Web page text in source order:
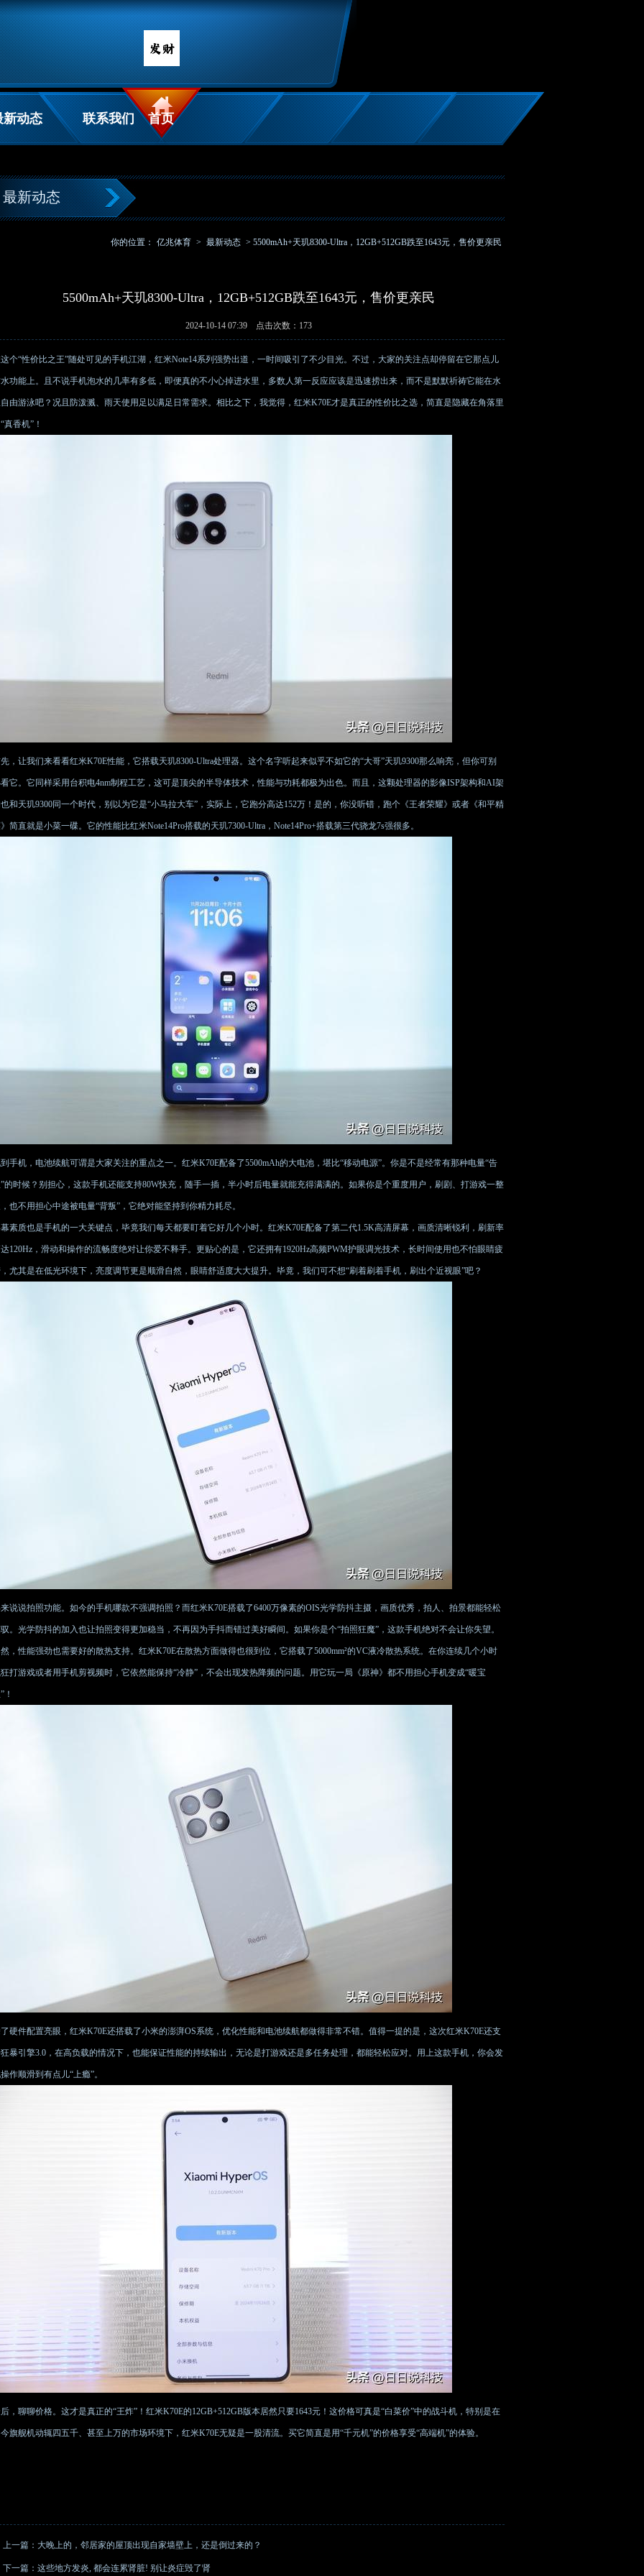
首页
新动态 联系我们
最新动态
你的位置： 亿兆体育 > 最新动态 > 5500mAh+天玑8300-Ultra，12GB+512GB跌至1643元，售价更亲民
5500mAh+天玑8300-Ultra，12GB+512GB跌至1643元，售价更亲民
2024-10-14 07:39 点击次数：173
个“性价比之王”随处可见的手机江湖，红米Note14系列强势出道，一时间吸引了不少目光。不过，大家的关注点却停留在它那点儿
功能上。且不说手机泡水的几率有多低，即便真的不小心掉进水里，多数人第一反应应该是迅速捞出来，而不是默默祈祷它能在水
由游泳吧？况且防泼溅、雨天使用足以满足日常需求。相比之下，我觉得，红米K70E才是真正的性价比之选，简直是隐藏在角落里
真香机”！
，让我们来看看红米K70E性能，它搭载天玑8300-Ultra处理器。这个名字听起来似乎不如它的“大哥”天玑9300那么响亮，但你可别
它。它同样采用台积电4nm制程工艺，这可是顶尖的半导体技术，性能与功耗都极为出色。而且，这颗处理器的影像ISP架构和AI架
和天玑9300同一个时代，别以为它是“小马拉大车”，实际上，它跑分高达152万！是的，你没听错，跑个《王者荣耀》或者《和平精
简直就是小菜一碟。它的性能比红米Note14Pro搭载的天玑7300-Ultra，Note14Pro+搭载第三代骁龙7s强很多。
手机，电池续航可谓是大家关注的重点之一。红米K70E配备了5500mAh的大电池，堪比“移动电源”。你是不是经常有那种电量“告
的时候？别担心，这款手机还能支持80W快充，随手一插，半小时后电量就能充得满满的。如果你是个重度用户，刷剧、打游戏一整
也不用担心中途被电量“背叛”，它绝对能坚持到你精力耗尽。
素质也是手机的一大关键点，毕竟我们每天都要盯着它好几个小时。红米K70E配备了第二代1.5K高清屏幕，画质清晰锐利，刷新率
120Hz，滑动和操作的流畅度绝对让你爱不释手。更贴心的是，它还拥有1920Hz高频PWM护眼调光技术，长时间使用也不怕眼睛疲
尤其是在低光环境下，亮度调节更是顺滑自然，眼睛舒适度大大提升。毕竟，我们可不想“刷着刷着手机，刷出个近视眼”吧？
说说拍照功能。如今的手机哪款不强调拍照？而红米K70E搭载了6400万像素的OIS光学防抖主摄，画质优秀，拍人、拍景都能轻松
。光学防抖的加入也让拍照变得更加稳当，不再因为手抖而错过美好瞬间。如果你是个“拍照狂魔”，这款手机绝对不会让你失望。
，性能强劲也需要好的散热支持。红米K70E在散热方面做得也很到位，它搭载了5000mm²的VC液冷散热系统。在你连续几个小时
打游戏或者用手机剪视频时，它依然能保持“冷静”，不会出现发热降频的问题。用它玩一局《原神》都不用担心手机变成“暖宝
！
硬件配置亮眼，红米K70E还搭载了小米的澎湃OS系统，优化性能和电池续航都做得非常不错。值得一提的是，这次红米K70E还支
暴引擎3.0，在高负载的情况下，也能保证性能的持续输出，无论是打游戏还是多任务处理，都能轻松应对。用上这款手机，你会发
作顺滑到有点儿“上瘾”。
，聊聊价格。这才是真正的“王炸”！红米K70E的12GB+512GB版本居然只要1643元！这价格可真是“白菜价”中的战斗机，特别是在
旗舰机动辄四五千、甚至上万的市场环境下，红米K70E无疑是一股清流。买它简直是用“千元机”的价格享受“高端机”的体验。
上一篇： 大晚上的，邻居家的屋顶出现自家墙壁上，还是倒过来的？
下一篇： 这些地方发炎, 都会连累肾脏! 别让炎症毁了肾